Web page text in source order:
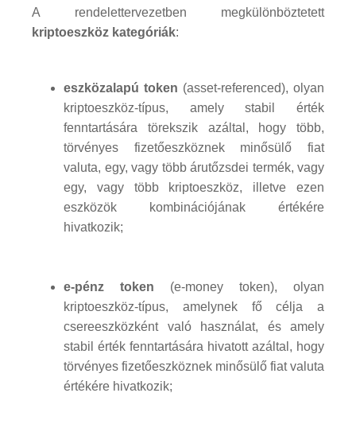
A rendelettervezetben megkülönböztetett
kriptoeszköz kategóriák:
eszközalapú token (asset-referenced), olyan
kriptoeszköz-típus, amely stabil érték
fenntartására törekszik azáltal, hogy több,
törvényes fizetőeszköznek minősülő fiat
valuta, egy, vagy több árutőzsdei termék, vagy
egy, vagy több kriptoeszköz, illetve ezen
eszközök kombinációjának értékére
hivatkozik;
e-pénz token (e-money token), olyan
kriptoeszköz-típus, amelynek fő célja a
csereeszközként való használat, és amely
stabil érték fenntartására hivatott azáltal, hogy
törvényes fizetőeszköznek minősülő fiat valuta
értékére hivatkozik;